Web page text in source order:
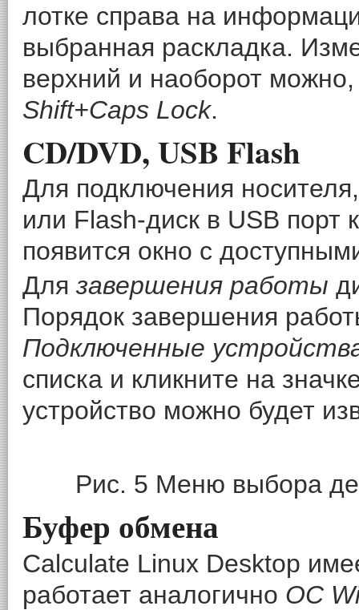
лотке справа на
выбранная раскладка.
верхний и наоборот
Shift+Caps Lock.
CD/DVD, USB Flash
Для подключения
или Flash-диск в USB порт
появится окно с
Для завершения работы
Порядок завершения
Подключенные
списка и кликните на
устройство можно будет
Рис. 5 Меню выбора
Буфер обмена
Calculate Linux Desktop
работает аналогично ОС